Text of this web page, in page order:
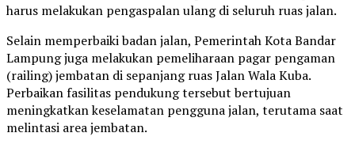
harus melakukan pengaspalan ulang di seluruh ruas jalan.
Selain memperbaiki badan jalan, Pemerintah Kota Bandar
Lampung juga melakukan pemeliharaan pagar pengaman
(railing) jembatan di sepanjang ruas Jalan Wala Kuba.
Perbaikan fasilitas pendukung tersebut bertujuan
meningkatkan keselamatan pengguna jalan, terutama saat
melintasi area jembatan.